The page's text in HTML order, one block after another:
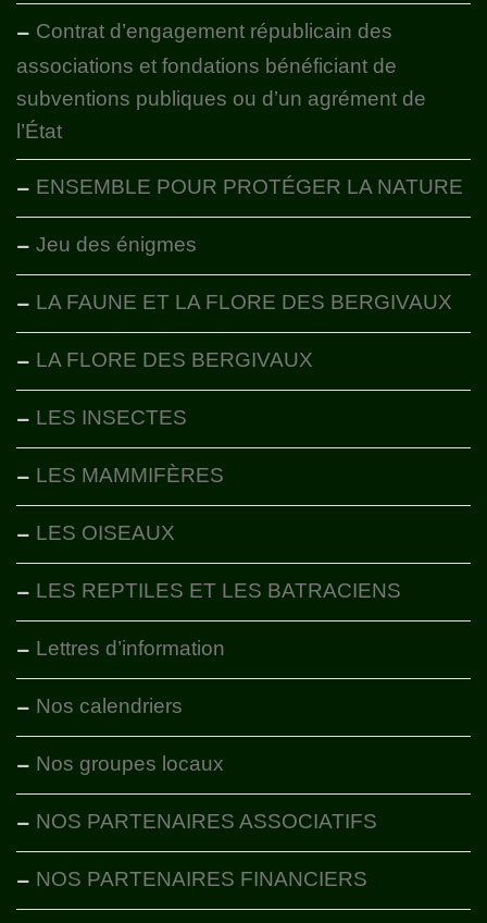
Contrat d’engagement républicain des
associations et fondations bénéficiant de
subventions publiques ou d’un agrément de
l’État
ENSEMBLE POUR PROTÉGER LA NATURE
Jeu des énigmes
LA FAUNE ET LA FLORE DES BERGIVAUX
LA FLORE DES BERGIVAUX
LES INSECTES
LES MAMMIFÈRES
LES OISEAUX
LES REPTILES ET LES BATRACIENS
Lettres d’information
Nos calendriers
Nos groupes locaux
NOS PARTENAIRES ASSOCIATIFS
NOS PARTENAIRES FINANCIERS